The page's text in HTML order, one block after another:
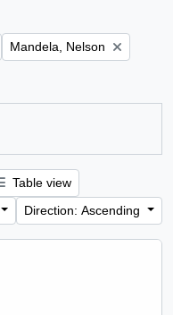
Remove filter:
Mandela, Nelson
Table view
Direction: Ascending